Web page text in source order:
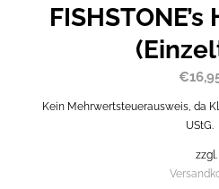
€
Kein Mehrwertsteuerausweis, da
UStG.
zzgl.